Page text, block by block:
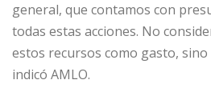
general, que contamos con
todas estas acciones. No
estos recursos como gasto,
indicó AMLO.